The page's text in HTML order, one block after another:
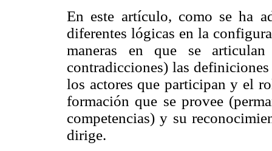
En este artículo, como se ha
diferentes lógicas en la
maneras en que se articulan
contradicciones) las
los actores que participan y el
formación que se provee
competencias) y su
dirige.